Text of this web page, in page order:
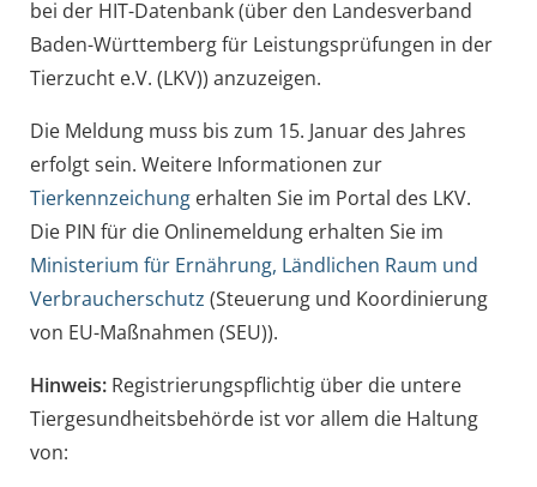
bei der HIT-Datenbank (über den Landesverband
Baden-Württemberg für Leistungsprüfungen in der
Tierzucht e.V. (LKV)) anzuzeigen.
Die Meldung muss bis zum 15. Januar des Jahres
erfolgt sein. Weitere Informationen zur
Tierkennzeichungerhalten Sie im Portal des LKV.
Die PIN für die Onlinemeldung erhalten Sie im
Ministerium für Ernährung, Ländlichen Raum und
Verbraucherschutz (Steuerung und Koordinierung
von EU-Maßnahmen (SEU)).
Hinweis:Registrierungspflichtig über die untere
Tiergesundheitsbehörde ist vor allem die Haltung
von: